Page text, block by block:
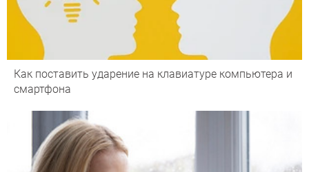
Как поставить ударение на клавиатуре компьютера и
смартфона